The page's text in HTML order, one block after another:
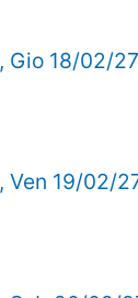
, Gio 18/02/
, Ven 19/02/